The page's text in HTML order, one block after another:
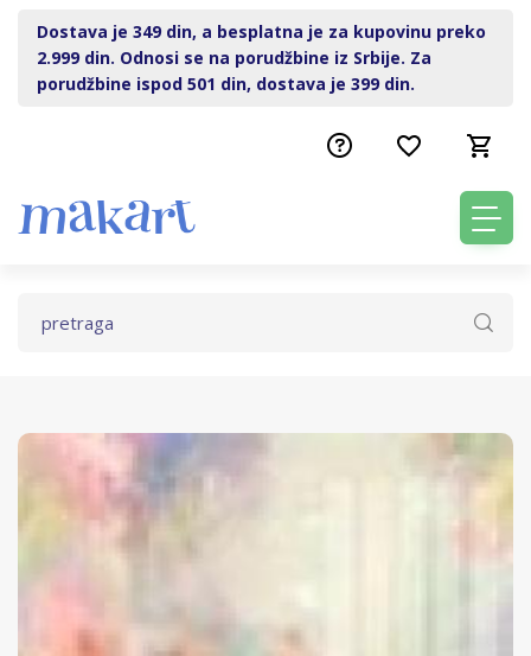
Dostava je 349 din, a besplatna je za kupovinu preko
2.999 din. Odnosi se na porudžbine iz Srbije. Za
porudžbine ispod 501 din, dostava je 399 din.